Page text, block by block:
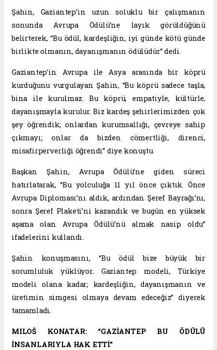
Şahin, Gaziantep’in uzun soluklu bir çalışmanın
sonunda Avrupa Ödülü’ne layık görüldüğünü
belirterek, “Bu ödül, kardeşliğin, iyi günde kötü günde
birlikte olmanın, dayanışmanın ödülüdür” dedi.
Gaziantep’in Avrupa ile Asya arasında bir köprü
kurduğunu vurgulayan Şahin, “Bu köprü sadece taşla,
bina ile kurulmaz. Bu köprü, empatiyle, kültürle,
dayanışmayla kurulur. Biz kardeş şehirlerimizden çok
şey öğrendik; onlardan kurumsallığı, çevreye sahip
çıkmayı; onlar da bizden cömertliği, direnci,
misafirperverliği öğrendi” diye konuştu.
Başkan Şahin, Avrupa Ödülü’ne giden süreci
hatırlatarak, “Bu yolculuğa 11 yıl önce çıktık. Önce
Avrupa Diploması’nı aldık, ardından Şeref Bayrağı’nı,
sonra Şeref Plaketi’ni kazandık ve bugün en yüksek
aşama olan Avrupa Ödülü’nü almak nasip oldu”
ifadelerini kullandı.
Şahin konuşmasını, “Bu ödül bize büyük bir
sorumluluk yüklüyor. Gaziantep modeli, Türkiye
modeli olana kadar; kardeşliğin, dayanışmanın ve
üretimin simgesi olmaya devam edeceğiz” diyerek
tamamladı.
MILOŠ KONATAR: “GAZİANTEP BU ÖDÜLÜ
İNSANLARIYLA HAK ETTİ”